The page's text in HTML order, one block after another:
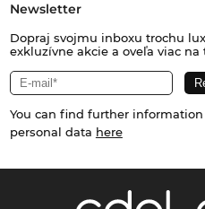
Newsletter
Dopraj svojmu inboxu trochu
exkluzívne akcie a oveľa viac na
You can find further
personal data here